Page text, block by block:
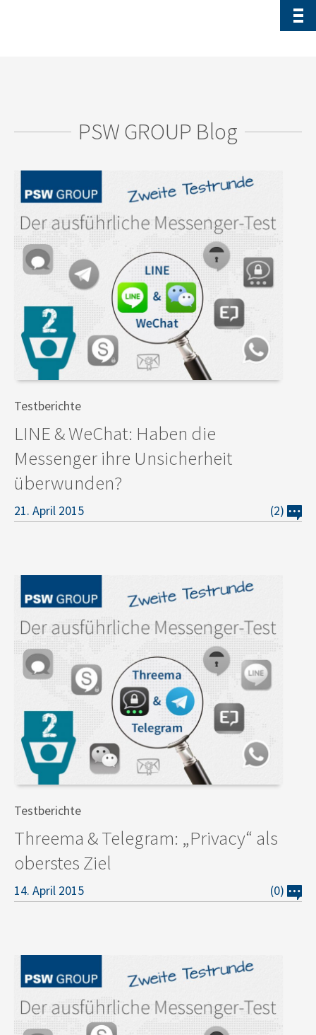
PSW GROUP Blog
Testberichte
LINE & WeChat: Haben die
Messenger ihre Unsicherheit
überwunden?
21. April 2015 (2)
Testberichte
Threema & Telegram: „Privacy“ als
oberstes Ziel
14. April 2015 (0)